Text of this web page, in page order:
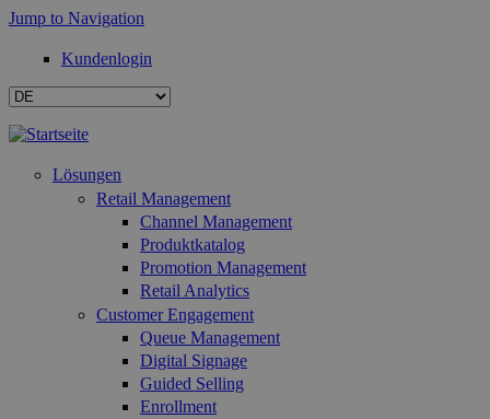
Jump to Navigation
Kundenlogin
Lösungen
Retail Management
Channel Management
Produktkatalog
Promotion Management
Retail Analytics
Customer Engagement
Queue Management
Digital Signage
Guided Selling
Enrollment